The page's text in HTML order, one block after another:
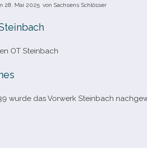
28. Mai 2025 von Sachsens Schlösser
OT Steinbach
wurde das Vorwerk Steinbach